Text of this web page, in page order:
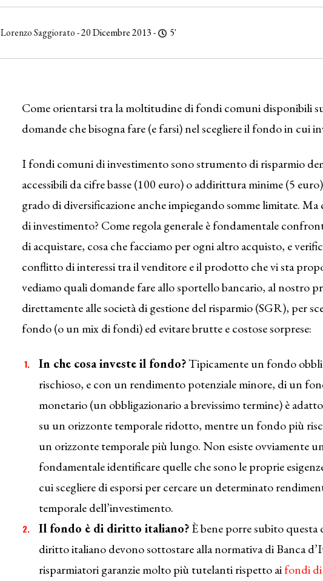
Lorenzo Saggiorato- 20 Dicembre 2013 - 5'
Come orientarsi tra la moltitudine di fondi comuni disponibili
domande che bisogna fare (e farsi) nel scegliere il fondo in cui
I fondi comuni di investimento sono strumento di risparmio
accessibili da cifre basse (100 euro) o addirittura minime (5
grado di diversificazione anche impiegando somme limitate.
di investimento? Come regola generale è fondamentale
di acquistare, cosa che facciamo per ogni altro acquisto, e
conflitto di interessi tra il venditore e il prodotto che vi sta
vediamo quali domande fare allo sportello bancario, al nostro
direttamente alle società di gestione del risparmio (SGR), per
fondo (o un mix di fondi) ed evitare brutte e costose sorprese:
In che cosa investe il fondo?Tipicamente un fondo
rischioso, e con un rendimento potenziale minore, di un
monetario (un obbligazionario a brevissimo termine) è
su un orizzonte temporale ridotto, mentre un fondo più
un orizzonte temporale più lungo. Non esiste ovviamente
fondamentale identificare quelle che sono le proprie
cui scegliere di esporsi per cercare un determinato
temporale dell’investimento.
Il fondo è di diritto italiano?È bene porre subito
diritto italiano devono sottostare alla normativa di Banca
risparmiatori garanzie molto più tutelanti rispetto aifondi